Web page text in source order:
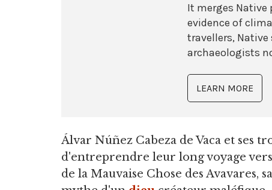
It merges Native
evidence of
travellers,
archaeologists
LEARN MORE
Álvar Núñez Cabeza de Vaca et ses
d'entreprendre leur long voyage
de la Mauvaise Chose des Avavares,